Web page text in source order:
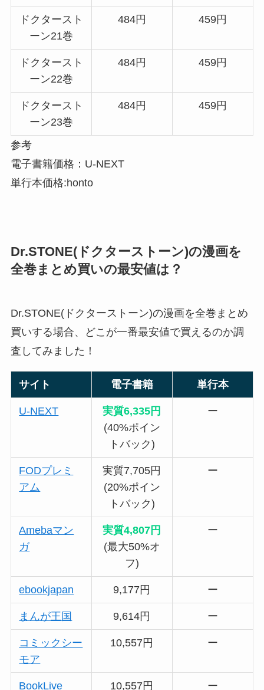
ドクタースト
ーン21巻
484円 459円
ドクタースト
ーン22巻
484円 459円
ドクタースト
ーン23巻
484円 459円
参考
電子書籍価格：U-NEXT
単行本価格:honto
Dr.STONE(ドクターストーン)の漫画を
全巻まとめ買いの最安値は？
Dr.STONE(ドクターストーン)の漫画を全巻まとめ
買いする場合、どこが一番最安値で買えるのか調
査してみました！
サイト 電子書籍 単行本
U-NEXT
実質6,335円
(40%ポイン
トバック)
ー
FODプレミ
アム
実質7,705円
(20%ポイン
トバック)
ー
Amebaマン
ガ
実質4,807円
(最大50%オ
フ)
ー
ebookjapan 9,177円 ー
まんが王国 9,614円 ー
コミックシー
モア
10,557円 ー
BookLive 10,557円 ー